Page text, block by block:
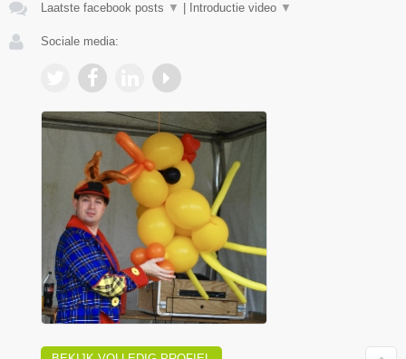
Laatste facebook posts ▼ Introductie video ▼
Sociale media: